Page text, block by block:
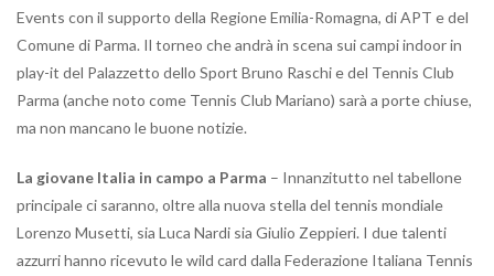
Events con il supporto della Regione Emilia-Romagna, di APT e del
Comune di Parma. Il torneo che andrà in scena sui campi indoor in
play-it del Palazzetto dello Sport Bruno Raschi e del Tennis Club
Parma (anche noto come Tennis Club Mariano) sarà a porte chiuse,
ma non mancano le buone notizie.
La giovane Italia in campo a Parma – Innanzitutto nel tabellone
principale ci saranno, oltre alla nuova stella del tennis mondiale
Lorenzo Musetti, sia Luca Nardi sia Giulio Zeppieri. I due talenti
azzurri hanno ricevuto le wild card dalla Federazione Italiana Tennis